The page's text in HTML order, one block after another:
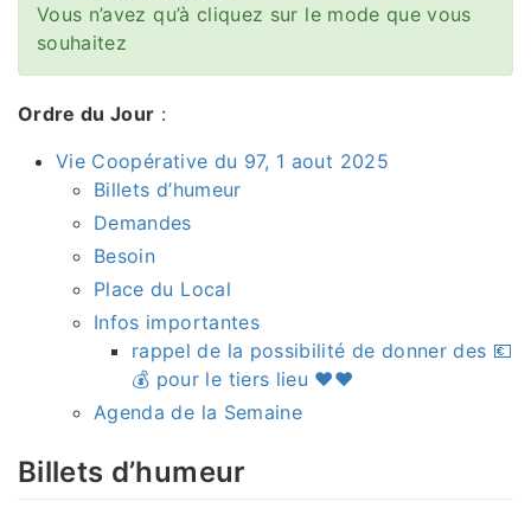
Vous n’avez qu’à cliquez sur le mode que vous
souhaitez
Ordre du Jour :
Vie Coopérative du 97, 1 aout 2025
Billets d’humeur
Demandes
Besoin
Place du Local
Infos importantes
rappel de la possibilité de donner des 💶
💰 pour le tiers lieu ♥️♥️
Agenda de la Semaine
Billets d’humeur